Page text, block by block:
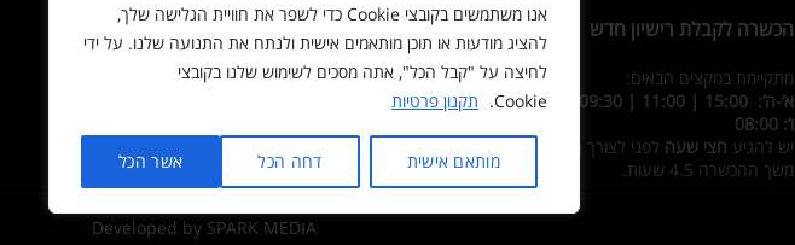
אנו משתמשים בקובצי Cookie כדי לשפר את חוויית הגלישה שלך,
להציג מודעות או תוכן מותאמים אישית ולנתח את התנועה שלנו. על ידי
לחיצה על "קבל הכל", אתה מסכים לשימוש שלנו בקובצי
Cookie.
תקנון פרטיות
מותאם אישית דחה הכל אשר הכל
הכשרה לקבלת רישיון חדש
מתקיימת במקצים הבאים:
א’-ה’: 15:00 | 11:00 | 09:30
ו’: 08:00
יש להגיע חצי שעה לפני לצורך רישום
משך ההכשרה 4.5 שעות.
אני מאשר/ת קבלת דיוור
Developed by SPARK MEDIA